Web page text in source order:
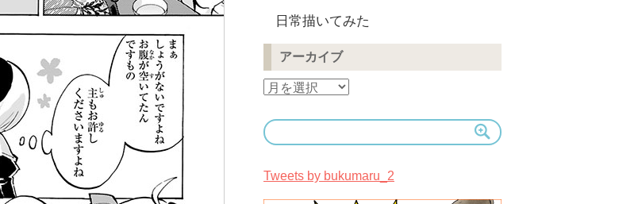
日常描いてみた
アーカイブ
ア
カ
イ
Tweets by bukumaru_2